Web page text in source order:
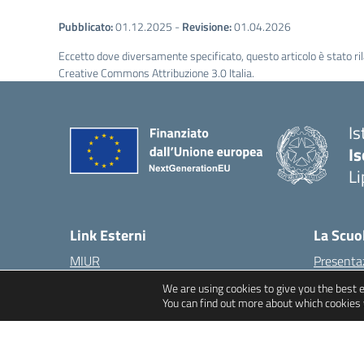
Pubblicato:01.12.2025 -Revisione:01.04.2026
Eccetto dove diversamente specificato, questo articolo è stato
Creative Commons Attribuzione 3.0 Italia.
Link Esterni
MIUR
Ufficio Scolastico Regionale
Ufficio Scolastico Territoriale
Scuola in Chiaro
La
I luoghi
Le
I numeri
We are using cookies to give you the best
You can find out more about which